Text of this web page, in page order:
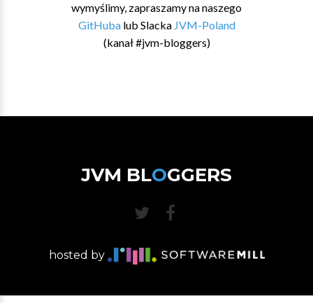
wymyślimy, zapraszamy na naszego
GitHubalub Slacka JVM-Poland
(kanał #jvm-bloggers)
JVM BLOGGERS
hosted by